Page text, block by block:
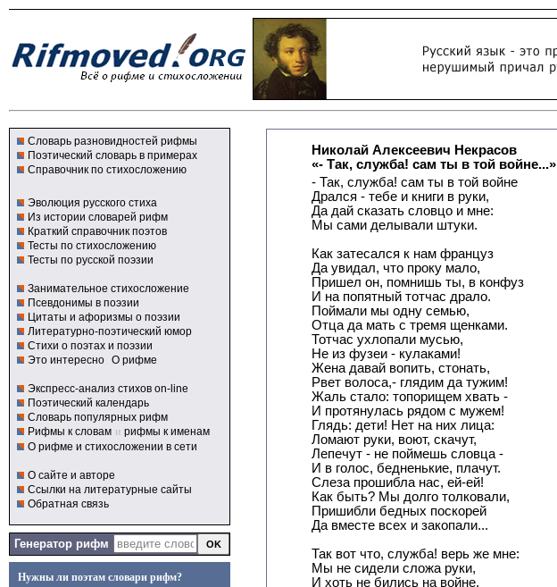
Словарь разновидностей рифмы
Поэтический словарь в примерах
Справочник по стихосложению
Эволюция русского стиха
Из истории словарей рифм
Краткий справочник поэтов
Тесты по стихосложению
Тесты по русской поэзии
Занимательное стихосложение
Псевдонимы в поэзии
Цитаты и афоризмы о поэзии
Литературно-поэтический юмор
Стихи о поэтах и поэзии
Это интересно О рифме
Экспресс-анализ стихов on-line
Поэтический календарь
Словарь популярных рифм
Рифмы к словам и рифмы к именам
О рифме и стихосложении в сети
О сайте и авторе
Ссылки на литературные сайты
Обратная связь
Генератор рифм
Нужны ли поэтам словари рифм?
Николай Алексеевич Некрасов
«- Так, служба! сам ты в той войне...»
- Так, служба! сам ты в той войне
Дрался - тебе и книги в руки,
Да дай сказать словцо и мне:
Мы сами делывали штуки.
Как затесался к нам француз
Да увидал, что проку мало,
Пришел он, помнишь ты, в конфуз
И на попятный тотчас драло.
Поймали мы одну семью,
Отца да мать с тремя щенками.
Тотчас ухлопали мусью,
Не из фузеи - кулаками!
Жена давай вопить, стонать,
Рвет волоса,- глядим да тужим!
Жаль стало: топорищем хвать -
И протянулась рядом с мужем!
Глядь: дети! Нет на них лица:
Ломают руки, воют, скачут,
Лепечут - не поймешь словца -
И в голос, бедненькие, плачут.
Слеза прошибла нас, ей-ей!
Как быть? Мы долго толковали,
Пришибли бедных поскорей
Да вместе всех и закопали...
Так вот что, служба! верь же мне:
Мы не сидели сложа руки,
И хоть не бились на войне,